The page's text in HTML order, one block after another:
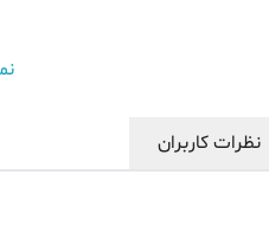
نظرات کاربران